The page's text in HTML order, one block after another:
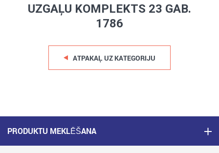
UZGAĻU KOMPLEKTS 23 GAB.
1786
ATPAKAĻ UZ KATEGORIJU
PRODUKTU MEKLĒŠANA